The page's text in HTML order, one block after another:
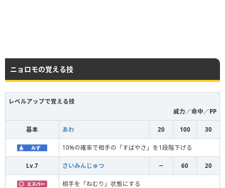
ニョロモの覚える技
レベルアップで覚える技
威力／命中／PP
基本 あわ 20 100 30
10%の確率で相手の「すばやさ」を1段階下げる
Lv.7 さいみんじゅつ － 60 20
相手を「ねむり」状態にする